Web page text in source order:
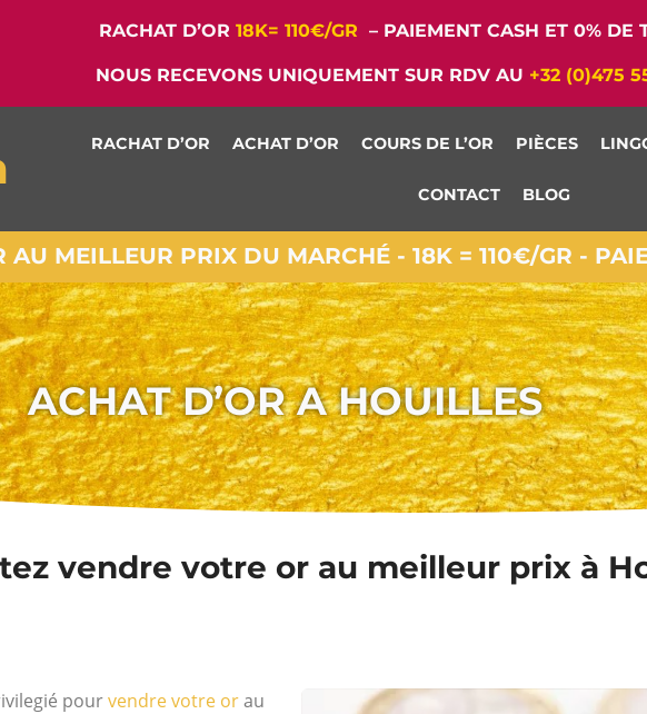
RACHAT D’OR 18K= 110€/GR – PAIEMENT CASH ET 0% DE
NOUS RECEVONS UNIQUEMENT SUR RDV AU +32 (0)475
RACHAT D’OR ACHAT D’OR COURS DE L’OR PIÈCES
CONTACT BLOG
AU MEILLEUR PRIX DU MARCHÉ - 18K = 110€/GR -
ACHAT D’OR A HOUILLES
vendre votre or au meilleur prix à
pourvendre votre orau